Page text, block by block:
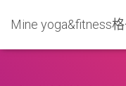
Mine yoga&fitness